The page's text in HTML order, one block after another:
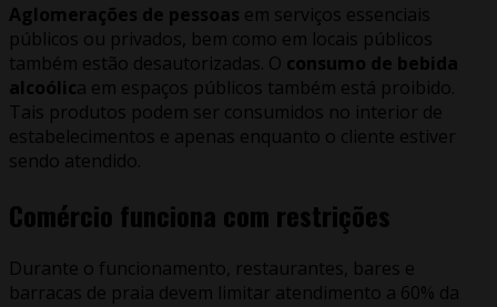
Aglomerações de pessoas em serviços essenciais
públicos ou privados, bem como em locais públicos
também estão desautorizadas. O consumo de bebida
alcoólica em espaços públicos também está proibido.
Tais produtos podem ser consumidos no interior de
estabelecimentos e apenas enquanto o cliente estiver
sendo atendido.
Comércio funciona com restrições
Durante o funcionamento, restaurantes, bares e
barracas de praia devem limitar atendimento a 60% da